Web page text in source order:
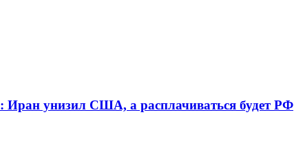
Иран унизил США, а расплачиваться будет РФ